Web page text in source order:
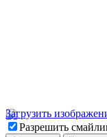
Загрузить
Разрешить